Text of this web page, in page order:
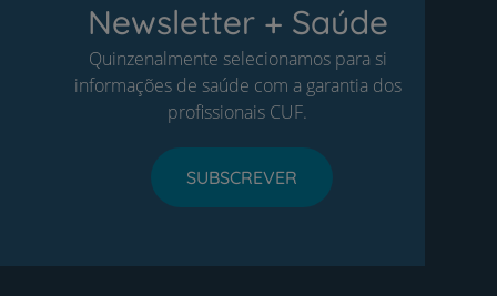
Newsletter + Saúde
Quinzenalmente selecionamos para si
informações de saúde com a garantia dos
profissionais CUF.
SUBSCREVER